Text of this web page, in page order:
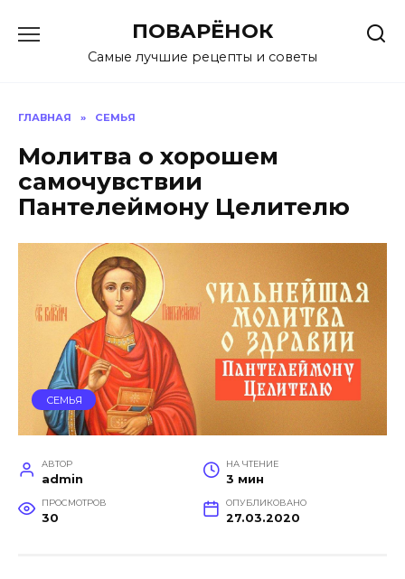
содержанию
ПОВАРЁНОК
Самые лучшие рецепты и советы
ГЛАВНАЯ » СЕМЬЯ
Молитва о хорошем
самочувствии
Пантелеймону Целителю
СЕМЬЯ
АВТОР
admin
НА ЧТЕНИЕ
3 мин
ПРОСМОТРОВ
30
ОПУБЛИКОВАНО
27.03.2020